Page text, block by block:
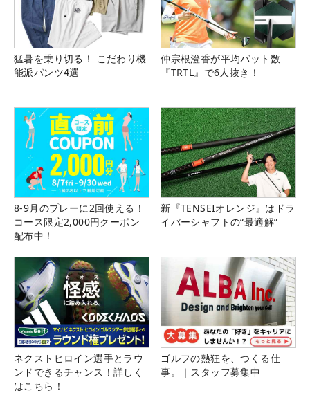
猛暑を乗り切る！ こだわり機
能派パンツ4選
仲宗根澄香が平均パット数
『TRTL』で6人抜き！
8-9月のプレーに2回使える！
コース限定2,000円クーポン
配布中！
新『TENSEIオレンジ』はドラ
イバーシャフトの“最適解”
ネクストヒロイン選手とラウ
ンドできるチャンス！詳しく
はこちら！
ゴルフの熱狂を、つくる仕
事。｜スタッフ募集中